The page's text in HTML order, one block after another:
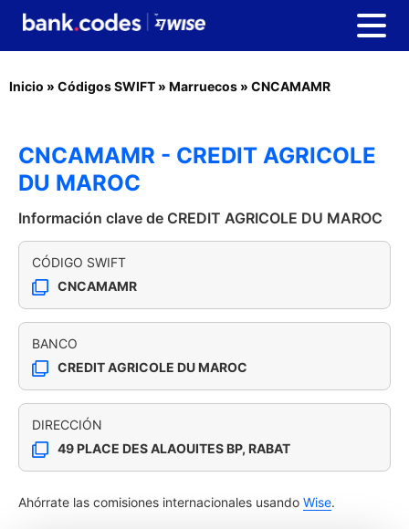
Inicio » Códigos SWIFT » Marruecos » CNCAMAMR
CNCAMAMR - CREDIT AGRICOLE
DU MAROC
Información clave de CREDIT AGRICOLE DU MAROC
CÓDIGO SWIFT
CNCAMAMR
BANCO
CREDIT AGRICOLE DU MAROC
DIRECCIÓN
49 PLACE DES ALAOUITES BP, RABAT
Ahórrate las comisiones internacionales usando Wise.